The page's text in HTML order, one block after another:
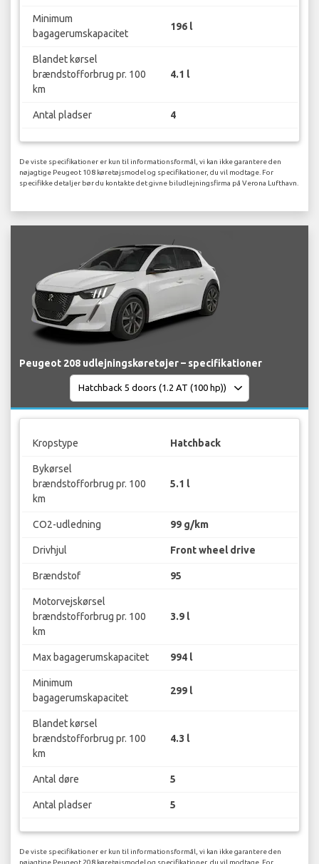
Minimum
bagagerumskapacitet
196 l
Blandet kørsel
brændstofforbrug pr. 100
km
4.1 l
Antal pladser 4
De viste specifikationer er kun til informationsformål, vi kan ikke garantere den
nøjagtige Peugeot 108 køretøjsmodel og specifikationer, du vil modtage. For
specifikke detaljer bør du kontakte det givne biludlejningsfirma på Verona Lufthavn.
Peugeot 208 udlejningskøretøjer – specifikationer
Kropstype Hatchback
Bykørsel
brændstofforbrug pr. 100
km
5.1 l
CO2-udledning 99 g/km
Drivhjul Front wheel drive
Brændstof 95
Motorvejskørsel
brændstofforbrug pr. 100
km
3.9 l
Max bagagerumskapacitet 994 l
Minimum
bagagerumskapacitet
299 l
Blandet kørsel
brændstofforbrug pr. 100
km
4.3 l
Antal døre 5
Antal pladser 5
De viste specifikationer er kun til informationsformål, vi kan ikke garantere den
nøjagtige Peugeot 208 køretøjsmodel og specifikationer, du vil modtage. For